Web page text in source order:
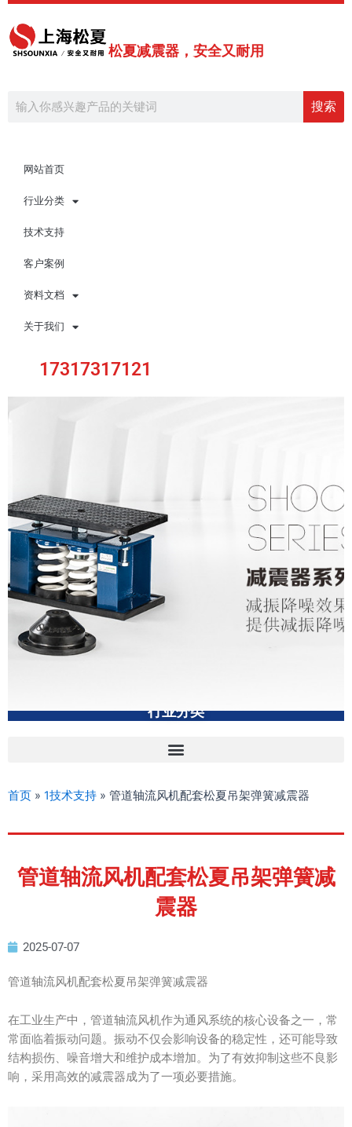
跳
内
松夏减震器，安全又耐用
搜索
网站首页
行业分类
技术支持
客户案例
资料文档
关于我们
17317317121
行业分类
首页 » 1技术支持 » 管道轴流风机配套松夏吊架弹簧减震器
管道轴流风机配套松夏吊架弹簧减
震器
2025-07-07
管道轴流风机配套松夏吊架弹簧减震器
在工业生产中，管道轴流风机作为通风系统的核心设备之一，常
常面临着振动问题。振动不仅会影响设备的稳定性，还可能导致
结构损伤、噪音增大和维护成本增加。为了有效抑制这些不良影
响，采用高效的减震器成为了一项必要措施。